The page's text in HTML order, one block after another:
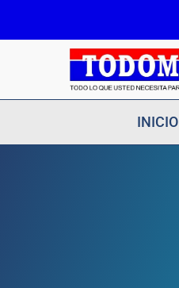
INICIO